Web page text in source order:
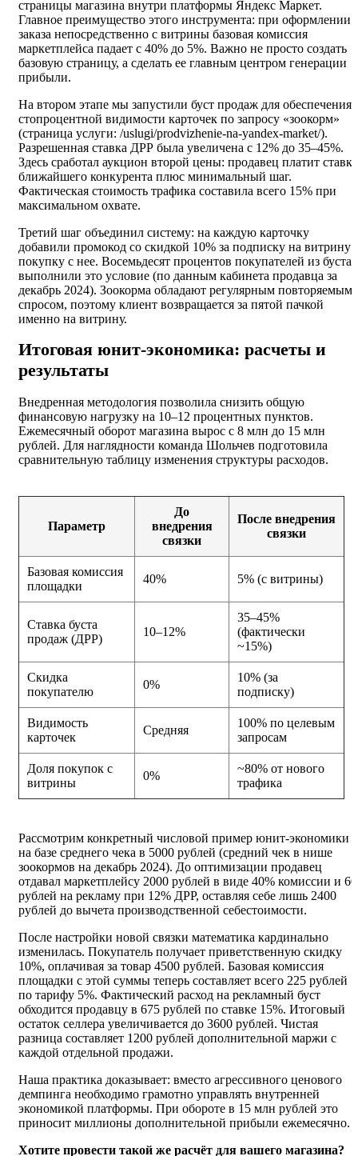
страницы магазина внутри платформы Яндекс Маркет.
Главное преимущество этого инструмента: при оформлении
заказа непосредственно с витрины базовая комиссия
маркетплейса падает с 40% до 5%. Важно не просто создать
базовую страницу, а сделать ее главным центром генерации
прибыли.
На втором этапе мы запустили буст продаж для обеспечения
стопроцентной видимости карточек по запросу «зоокорм»
(страница услуги: /uslugi/prodvizhenie-na-yandex-market/).
Разрешенная ставка ДРР была увеличена с 12% до 35–45%.
Здесь сработал аукцион второй цены: продавец платит ставку
ближайшего конкурента плюс минимальный шаг.
Фактическая стоимость трафика составила всего 15% при
максимальном охвате.
Третий шаг объединил систему: на каждую карточку
добавили промокод со скидкой 10% за подписку на витрину
покупку с нее. Восемьдесят процентов покупателей из буста
выполнили это условие (по данным кабинета продавца за
декабрь 2024). Зоокорма обладают регулярным повторяемым
спросом, поэтому клиент возвращается за пятой пачкой
именно на витрину.
Итоговая юнит-экономика: расчеты и
результаты
Внедренная методология позволила снизить общую
финансовую нагрузку на 10–12 процентных пунктов.
Ежемесячный оборот магазина вырос с 8 млн до 15 млн
рублей. Для наглядности команда Шольчев подготовила
сравнительную таблицу изменения структуры расходов.
Параметр
До
внедрения
связки
После внедрения
связки
Базовая комиссия
площадки
40% 5% (с витрины)
Ставка буста
продаж (ДРР)
10–12%
35–45%
(фактически
~15%)
Скидка
покупателю
0%
10% (за
подписку)
Видимость
карточек
Средняя
100% по целевым
запросам
Доля покупок с
витрины
0%
~80% от нового
трафика
Рассмотрим конкретный числовой пример юнит-экономики
на базе среднего чека в 5000 рублей (средний чек в нише
зоокормов на декабрь 2024). До оптимизации продавец
отдавал маркетплейсу 2000 рублей в виде 40% комиссии и
рублей на рекламу при 12% ДРР, оставляя себе лишь 2400
рублей до вычета производственной себестоимости.
После настройки новой связки математика кардинально
изменилась. Покупатель получает приветственную скидку
10%, оплачивая за товар 4500 рублей. Базовая комиссия
площадки с этой суммы теперь составляет всего 225 рублей
по тарифу 5%. Фактический расход на рекламный буст
обходится продавцу в 675 рублей по ставке 15%. Итоговый
остаток селлера увеличивается до 3600 рублей. Чистая
разница составляет 1200 рублей дополнительной маржи с
каждой отдельной продажи.
Наша практика доказывает: вместо агрессивного ценового
демпинга необходимо грамотно управлять внутренней
экономикой платформы. При обороте в 15 млн рублей это
приносит миллионы дополнительной прибыли ежемесячно.
Хотите провести такой же расчёт для вашего магазина?